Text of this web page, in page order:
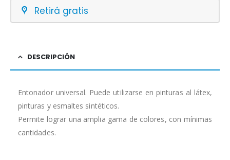
Retirá gratis
DESCRIPCIÓN
Entonador universal. Puede utilizarse en pinturas al látex,
pinturas y esmaltes sintéticos.
Permite lograr una amplia gama de colores, con mínimas
cantidades.